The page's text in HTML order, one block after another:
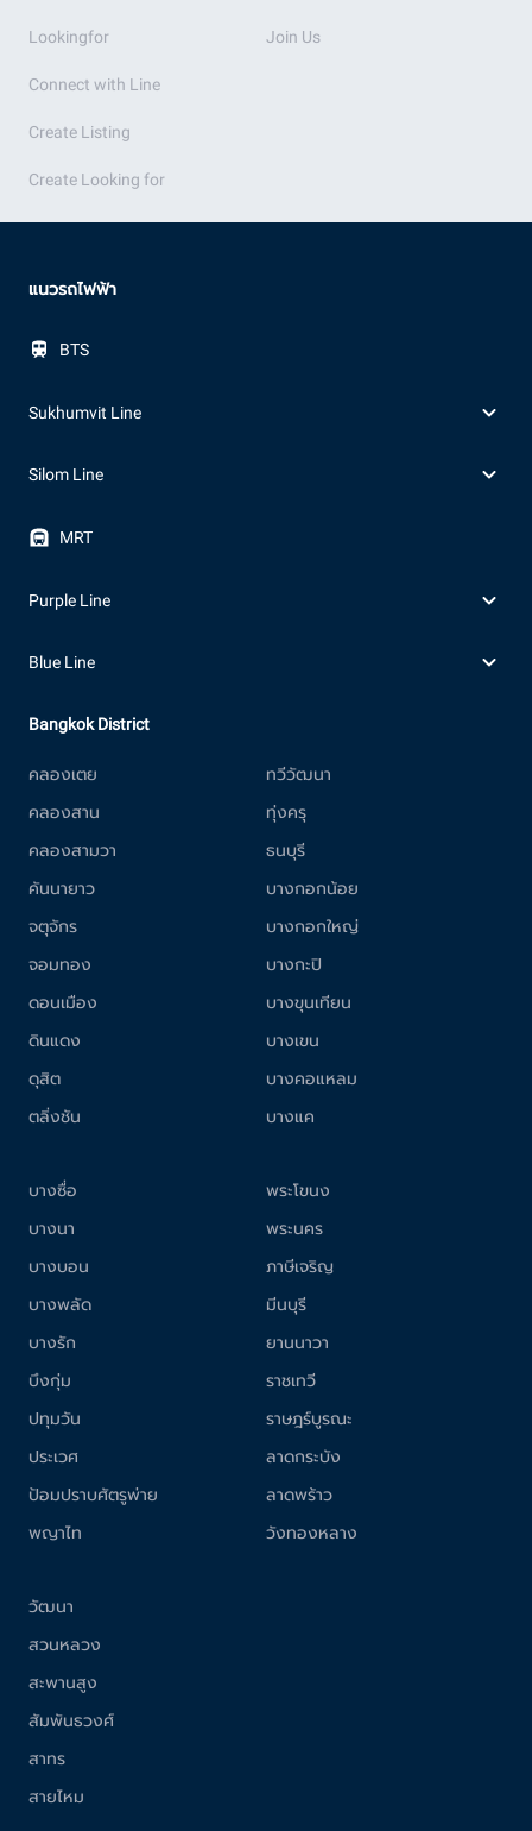
Lookingfor
Connect with Line
Create Listing
Create Looking for
Join Us
แนวรถไฟฟ้า
BTS
Sukhumvit Line
Silom Line
MRT
Purple Line
Blue Line
Bangkok District
คลองเตย
คลองสาน
คลองสามวา
คันนายาว
จตุจักร
จอมทอง
ดอนเมือง
ดินแดง
ดุสิต
ตลิ่งชัน
ทวีวัฒนา
ทุ่งครุ
ธนบุรี
บางกอกน้อย
บางกอกใหญ่
บางกะปิ
บางขุนเทียน
บางเขน
บางคอแหลม
บางแค
บางซื่อ
บางนา
บางบอน
บางพลัด
บางรัก
บึงกุ่ม
ปทุมวัน
ประเวศ
ป้อมปราบศัตรูพ่าย
พญาไท
พระโขนง
พระนคร
ภาษีเจริญ
มีนบุรี
ยานนาวา
ราชเทวี
ราษฎร์บูรณะ
ลาดกระบัง
ลาดพร้าว
วังทองหลาง
วัฒนา
สวนหลวง
สะพานสูง
สัมพันธวงศ์
สาทร
สายไหม